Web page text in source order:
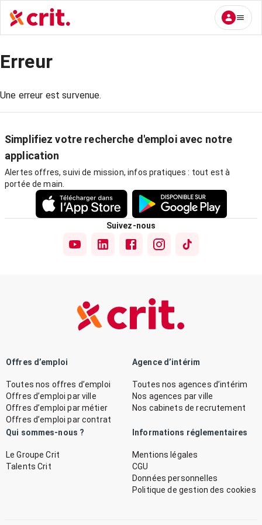
Erreur
Une erreur est survenue.
Simplifiez votre recherche d'emploi avec notre
application
Alertes offres, suivi de mission, infos pratiques : tout est à
portée de main.
Suivez-nous
Offres d’emploi
Toutes nos offres d’emploi
Offres d’emploi par ville
Offres d’emploi par métier
Offres d’emploi par contrat
Agence d’intérim
Toutes nos agences d’intérim
Nos agences par ville
Nos cabinets de recrutement
Qui sommes-nous ?
Le Groupe Crit
Talents Crit
Informations réglementaires
Mentions légales
CGU
Données personnelles
Politique de gestion des cookies